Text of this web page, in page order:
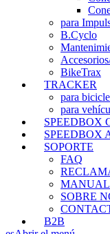
para
B.Cyclo
BikeTrax
TRACKER
para
para
SPEEDBOX
SPEEDBOX
SOPORTE
FAQ
MANUAL
SOBRE
B2B